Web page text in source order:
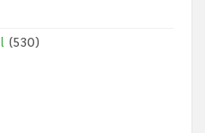
(530)